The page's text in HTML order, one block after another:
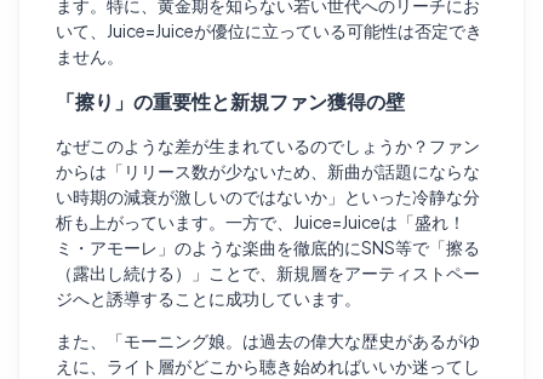
いて、Juice=Juiceが優位に立っている可能性は否定でき
ません。
「擦り」の重要性と新規ファン獲得の壁
なぜこのような差が生まれているのでしょうか？ファン
からは「リリース数が少ないため、新曲が話題にならな
い時期の減衰が激しいのではないか」といった冷静な分
析も上がっています。一方で、Juice=Juiceは「盛れ！
ミ・アモーレ」のような楽曲を徹底的にSNS等で「擦る
（露出し続ける）」ことで、新規層をアーティストペー
ジへと誘導することに成功しています。
また、「モーニング娘。は過去の偉大な歴史があるがゆ
えに、ライト層がどこから聴き始めればいいか迷ってし